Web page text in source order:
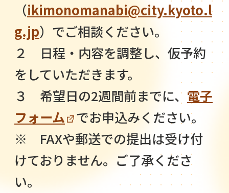
（ikimonomanabi@city.kyoto.l
g.jp）でご相談ください。
２ 日程・内容を調整し、仮予約
をしていただきます。
３ 希望日の2週間前までに、 電子
フォーム
でお申込みください。
※ FAXや郵送での提出は受け付
けておりません。ご了承くださ
い。